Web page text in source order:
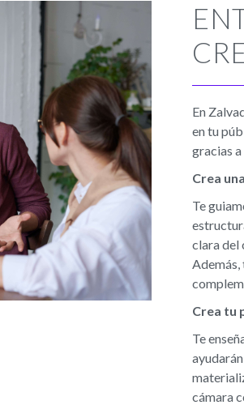
En
en tu
gracias
Crea
Te
clara del
Crea tu
Te
cámara